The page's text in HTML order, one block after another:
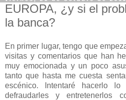
EUROPA, ¿y si el
la banca?
En primer lugar, tengo que
visitas y comentarios que han
muy emocionada y un poco
tanto que hasta me cuesta
escénico. Intentaré hacerlo
defraudarles y entretenerlos